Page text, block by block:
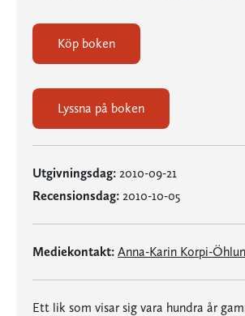
Köp boken
Lyssna på boken
Utgivningsdag: 2010-09-21
Recensionsdag: 2010-10-05
Mediekontakt: Anna-Karin Korpi-
Ett lik som visar sig vara hundra år